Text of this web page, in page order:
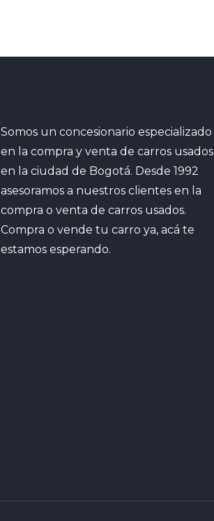
Somos un concesionario especializado
en la compra y venta de carros usados
en la ciudad de Bogotá. Desde 1992
asesoramos a nuestros clientes en la
compra o venta de carros usados.
Compra o vende tu carro ya, acá te
estamos esperando.